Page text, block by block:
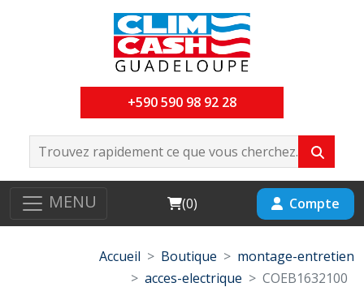
+590 590 98 92 28
MENU Cart
(0) Compte
Accueil Boutique
montage-entretien
acces-electrique
COEB1632100